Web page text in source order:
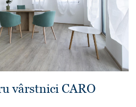
vârstnici CARO